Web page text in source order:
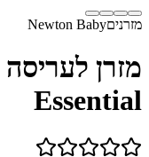
מזרניםNewton Baby
Essential